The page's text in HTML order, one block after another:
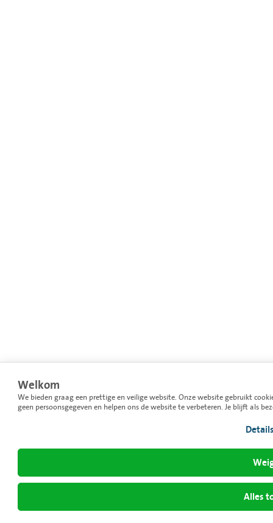
Welkom
We bieden graag een prettige en veilige website. Onze website gebruikt
geen persoonsgegeven en helpen ons de website te verbeteren. Je blijft als
Alles